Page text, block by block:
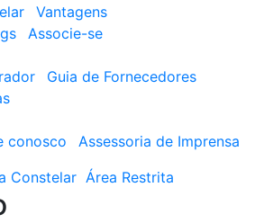
Vantagens
Associe-se
Guia de Fornecedores
conosco
Assessoria de Imprensa
Constelar Área Restrita